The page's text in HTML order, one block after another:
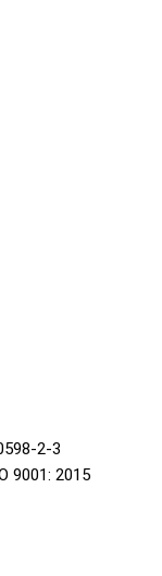
2-3
9001: 2015